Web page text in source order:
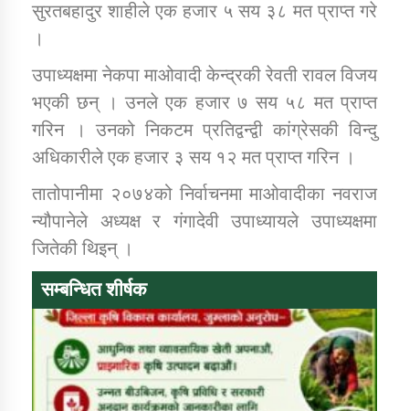
सुरतबहादुर शाहीले एक हजार ५ सय ३८ मत प्राप्त गरे
।
उपाध्यक्षमा नेकपा माओवादी केन्द्रकी रेवती रावल विजय
भएकी छन् । उनले एक हजार ७ सय ५८ मत प्राप्त
गरिन । उनको निकटम प्रतिद्वन्द्वी कांग्रेसकी विन्दु
अधिकारीले एक हजार ३ सय १२ मत प्राप्त गरिन ।
तातोपानीमा २०७४को निर्वाचनमा माओवादीका नवराज
न्यौपानेले अध्यक्ष र गंगादेवी उपाध्यायले उपाध्यक्षमा
जितेकी थिइन् ।
सम्बन्धित शीर्षक